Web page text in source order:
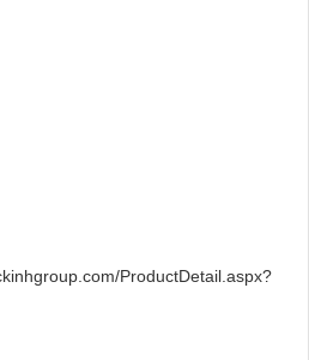
ProductDetail.aspx?